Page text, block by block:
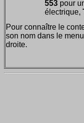
553 pour
électrique,
Pour connaître le
son nom dans le
droite.